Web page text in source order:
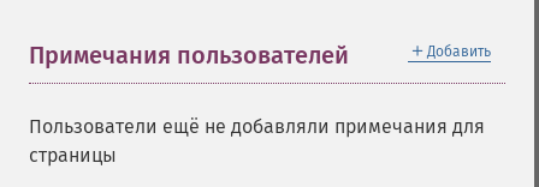
＋ Добавить
Примечания пользователей
Пользователи ещё не добавляли примечания для
страницы